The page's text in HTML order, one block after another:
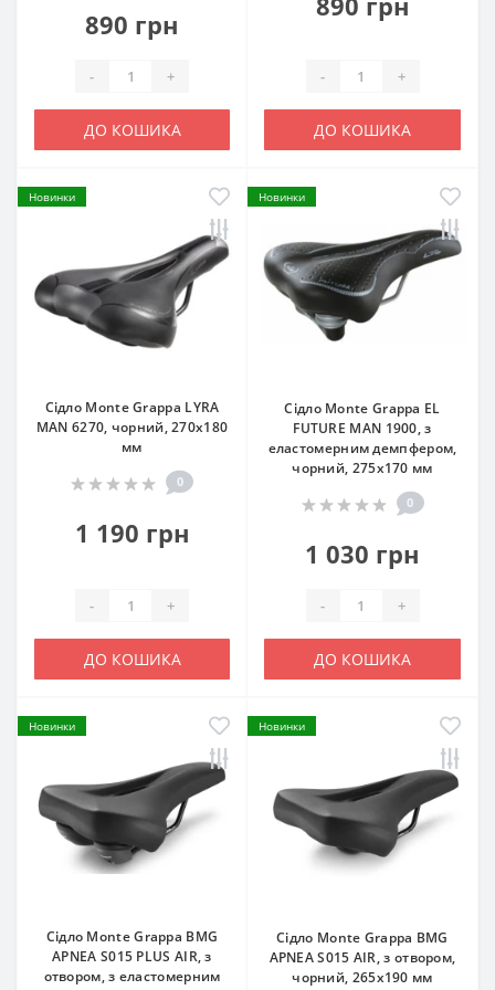
890 грн
- +
ДО КОШИКА
- +
ДО КОШИКА
Новинки
Сідло Monte Grappa LYRA
MAN 6270, чорний, 270x180
мм
0
1 190 грн
- +
ДО КОШИКА
Новинки
Сідло Monte Grappa EL
FUTURE MAN 1900, з
еластомерним демпфером,
чорний, 275x170 мм
0
1 030 грн
- +
ДО КОШИКА
Новинки
Сідло Monte Grappa BMG
APNEA S015 PLUS AIR, з
отвором, з еластомерним
Новинки
Сідло Monte Grappa BMG
APNEA S015 AIR, з отвором,
чорний, 265х190 мм